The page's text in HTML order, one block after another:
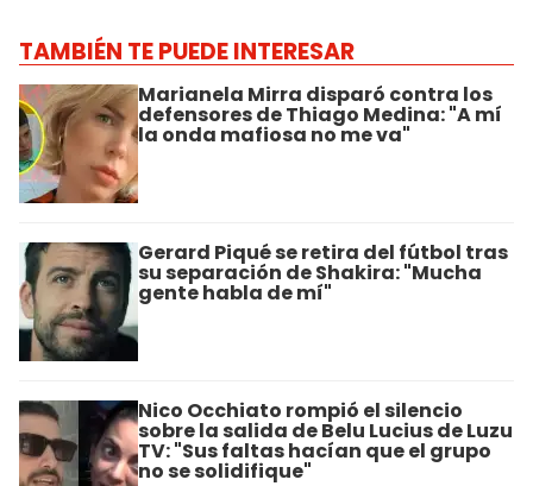
TAMBIÉN TE PUEDE INTERESAR
Marianela Mirra disparó contra los
defensores de Thiago Medina: "A mí
la onda mafiosa no me va"
Gerard Piqué se retira del fútbol tras
su separación de Shakira: "Mucha
gente habla de mí"
Nico Occhiato rompió el silencio
sobre la salida de Belu Lucius de Luzu
TV: "Sus faltas hacían que el grupo
no se solidifique"